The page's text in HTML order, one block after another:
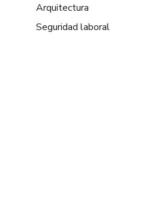
Arquitectura
Seguridad laboral